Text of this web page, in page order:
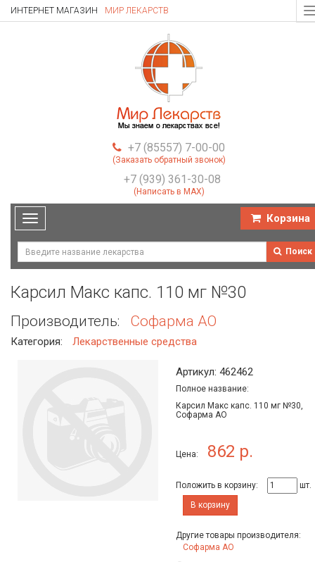
ИНТЕРНЕТ МАГАЗИН МИР ЛЕКАРСТВ
+7 (85557) 7-00-00
(Заказать обратный звонок)
+7 (939) 361-30-08
(Написать в MAX)
Toggle
navigation
Корзина
Поиск
Карсил Макс капс. 110 мг №30
Производитель: Софарма АО
Категория: Лекарственные средства
Артикул: 462462
Полное название:
Карсил Макс капс. 110 мг №30,
Софарма АО
Цена: 862 р.
Положить в корзину:
шт.
В корзину
Другие товары производителя:
Софарма АО